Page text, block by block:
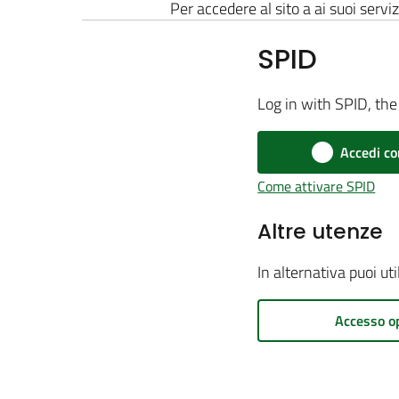
Per accedere al sito a ai suoi
SPID
Log in with SPID,
Accedi
Come attivare SPID
Altre utenze
In alternativa puoi
Accesso